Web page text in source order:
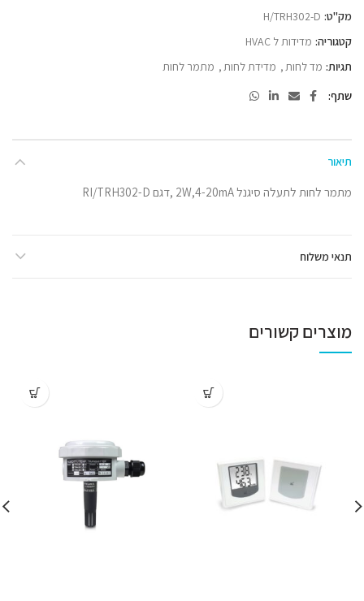
מק"ט: H/TRH302-D
קטגוריה: מדידות ל HVAC
תגיות: מד לחות, מדידת לחות, מתמר לחות
שתף
תיאור
מתמר לחות לתעלה סיגנל 2W,4-20mA ,דגם RI/TRH302-D
תנאי משלוח
מוצרים קשורים